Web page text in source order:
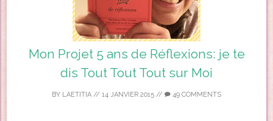
Mon Projet 5 ans de Réflexions: je te
dis Tout Tout Tout sur Moi
BY LAETITIA // 14 JANVIER 2015 // 49 COMMENTS